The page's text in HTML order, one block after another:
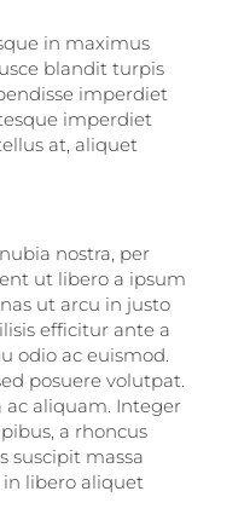
in maximus
blandit turpis
imperdiet
imperdiet
at, aliquet
nostra, per
ut libero a ipsum
ut arcu in justo
efficitur ante a
odio ac euismod.
posuere volutpat.
ac aliquam. Integer
a rhoncus
suscipit massa
libero aliquet